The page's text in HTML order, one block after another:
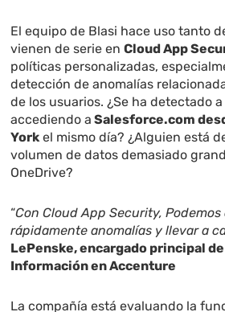
El equipo de Blasi hace uso tanto
vienen de serie enCloud App
políticas personalizadas,
detección de anomalías
de los usuarios. ¿Se ha detectado
accediendo a Salesforce.com
York el mismo día? ¿Alguien está
volumen de datos demasiado
OneDrive?
“Con Cloud App Security,
rápidamente anomalías y llevar a
LePenske, encargado principal
Información en Accenture
La compañía está evaluando la